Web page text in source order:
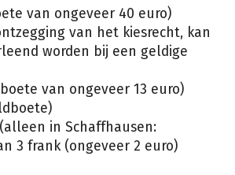
van ongeveer 40 euro)
van het kiesrecht, kan
worden bij een geldige
van ongeveer 13 euro)
(alleen in Schaffhausen:
3 frank (ongeveer 2 euro)